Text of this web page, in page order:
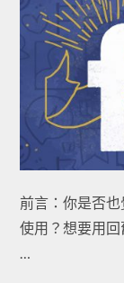
前言：你是否
使用？想要用
…